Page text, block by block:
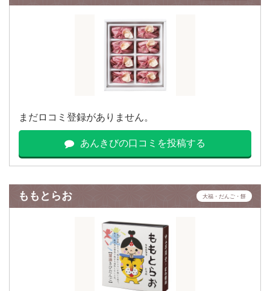
まだロコミ登録がありません。
あんきびの口コミを投稿する
ももとらお 大福・だんご・餅